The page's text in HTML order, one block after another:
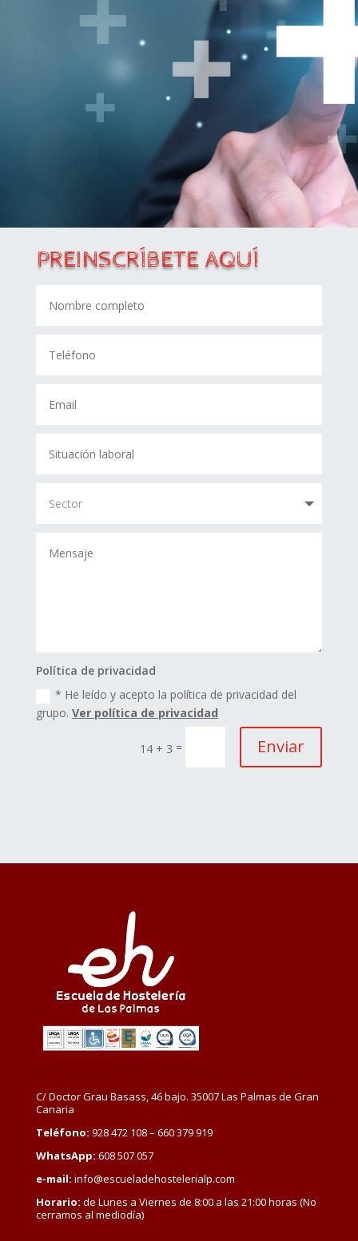
PREINSCRÍBETE AQUÍ
Política de privacidad
* He leído y acepto la política de privacidad del
grupo.Ver política de privacidad
14 + 3 = Enviar
C/ Doctor Grau Basass, 46 bajo. 35007 Las Palmas de Gran
Canaria
Teléfono: 928 472 108 – 660 379 919
WhatsApp: 608 507 057
e-mail: info@escueladehostelerialp.com
Horario: de Lunes a Viernes de 8:00 a las 21:00 horas (No
cerramos al mediodía)